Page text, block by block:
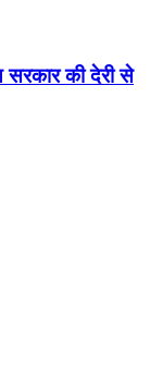
सरकार की देरी से